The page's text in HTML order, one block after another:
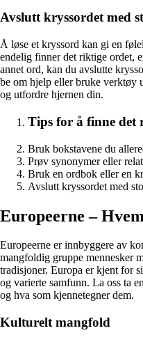
Avslutt kryssordet med
Å løse et kryssord kan gi en
endelig finner det riktige ordet,
annet ord, kan du avslutte
be om hjelp eller bruke verktøy
og utfordre hjernen din.
Tips for å finne det
Bruk bokstavene du
Prøv synonymer eller
Bruk en ordbok eller en
Avslutt kryssordet med
Europeerne –
Europeerne er innbyggere av
mangfoldig gruppe mennesker
tradisjoner. Europa er kjent for
og varierte samfunn. La oss ta
og hva som kjennetegner dem.
Kulturelt mangfold